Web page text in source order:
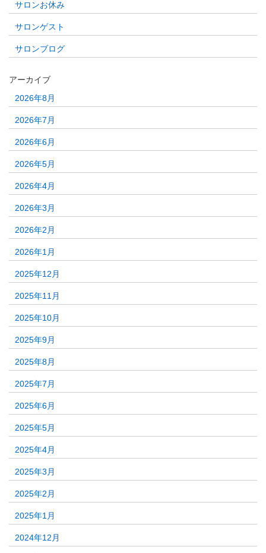
サロンお休み
サロンゲスト
サロンブログ
アーカイブ
2026年8月
2026年7月
2026年6月
2026年5月
2026年4月
2026年3月
2026年2月
2026年1月
2025年12月
2025年11月
2025年10月
2025年9月
2025年8月
2025年7月
2025年6月
2025年5月
2025年4月
2025年3月
2025年2月
2025年1月
2024年12月